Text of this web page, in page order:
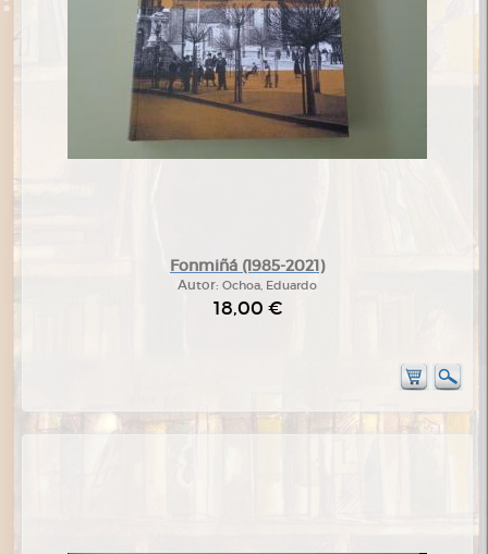
Fonmiñá (1985-2021)
Autor: Ochoa, Eduardo
18,00 €